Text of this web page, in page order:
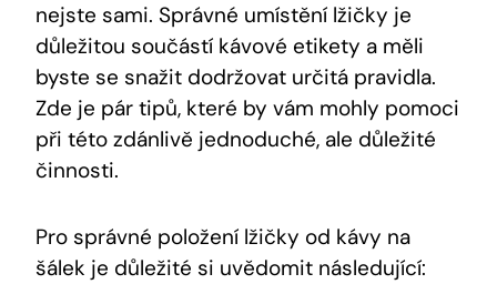
nejste ⁣sami. Správné umístění lžičky je
důležitou součástí kávové ⁣etikety a měli
byste se⁢ snažit dodržovat určitá pravidla.
Zde je pár tipů, které by vám mohly pomoci
​při této zdánlivě jednoduché, ale důležité
činnosti.
Pro ‌správné položení lžičky od kávy na
šálek je důležité si‌ uvědomit následující: